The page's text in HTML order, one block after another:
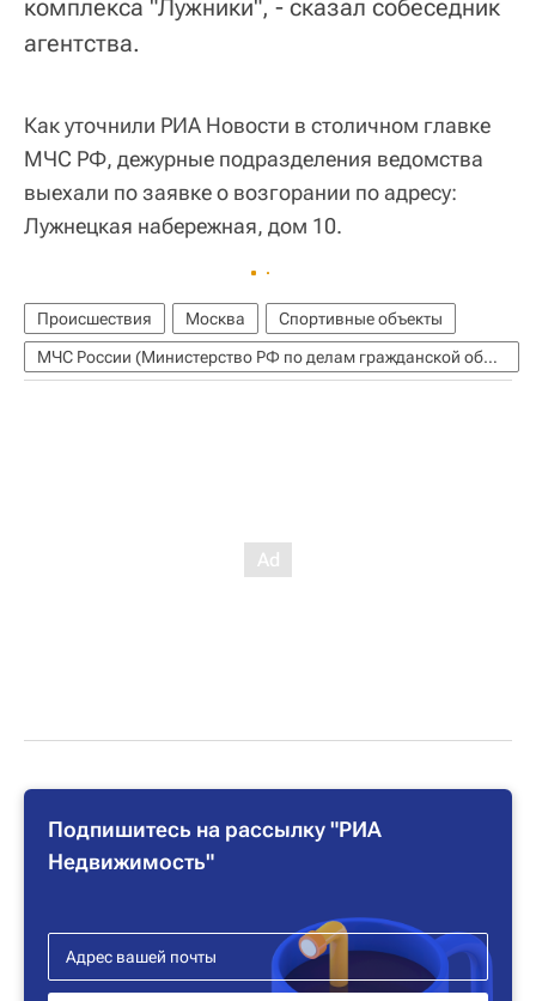
комплекса "Лужники", - сказал собеседник
агентства.
Как уточнили РИА Новости в столичном главке
МЧС РФ, дежурные подразделения ведомства
выехали по заявке о возгорании по адресу:
Лужнецкая набережная, дом 10.
Происшествия Москва
Спортивные объекты
МЧС России (Министерство РФ по делам гражданской обороны, чрезвычайным ситуациям и ликвидации последствий стихийных бедствий)
Подпишитесь на рассылку "РИА
Недвижимость"